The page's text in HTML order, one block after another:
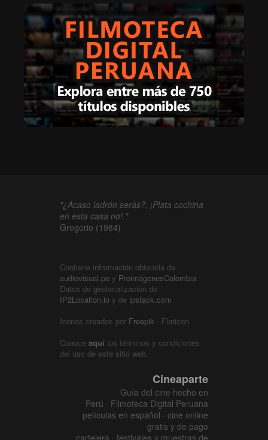
"¿Acaso ladrón serás?, ¡Plata cochina
en esta casa no!."
Gregorio (1984)
Contiene información obtenida de
audiovisual.pe y ProimágenesColombia.
Datos de geolocalización de
IP2Location.io y de ipstack.com
Iconos creados por Freepik - Flaticon
Conoce aquí los términos y condiciones
del uso de este sitio web.
Cineaparte
Guía del cine hecho en
Perú · Filmoteca Digital Peruana
películas en español · cine online
gratis y de pago